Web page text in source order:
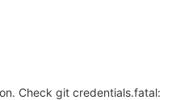
Check git credentials.fatal: